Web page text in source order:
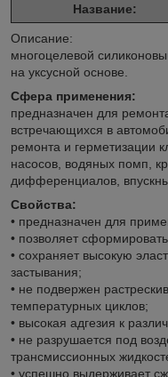
Название:
Описание:
многоцелевой
на уксусной основе.
Сфера применения:
предназначен для
встречающихся в
ремонта и герметизации
насосов, водяных помп,
дифференциалов,
Свойства:
• предназначен для
• позволяет
• сохраняет высокую
застывания;
• не подвержен
температурных циклов;
• высокая адгезия к
• не разрушается под
трансмиссионных
• успешно выдерживает